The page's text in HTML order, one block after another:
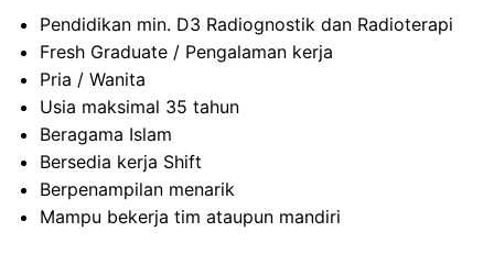
Pendidikan min. D3 Radiognostik dan Radioterapi
Fresh Graduate / Pengalaman kerja
Pria / Wanita
Usia maksimal 35 tahun
Beragama Islam
Bersedia kerja Shift
Berpenampilan menarik
Mampu bekerja tim ataupun mandiri